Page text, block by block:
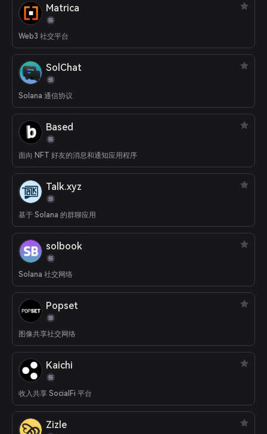
Matrica
Web3 社交平台
SolChat
Solana 通信协议
Based
面向 NFT 好友的消息和通知应用程序
Talk.xyz
基于 Solana 的群聊应用
solbook
Solana 社交网络
Popset
图像共享社交网络
Kaichi
收入共享 SocialFi 平台
Zizle